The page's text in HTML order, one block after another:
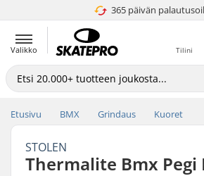
365 päivän4.8 / 5
Valikko Tilini
Etusivu BMX Grindaus Kuoret
STOLEN
Thermalite Bmx Pegi